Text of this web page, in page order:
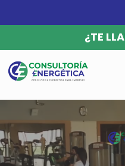
¿TE
Reproductor
de